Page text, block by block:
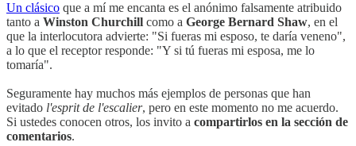
Un clásico que a mí me encanta es el anónimo falsamente atribuido
tanto a Winston Churchill como a George Bernard Shaw, en el
que la interlocutora advierte: "Si fueras mi esposo, te daría veneno",
a lo que el receptor responde: "Y si tú fueras mi esposa, me lo
tomaría".
Seguramente hay muchos más ejemplos de personas que han
evitado l'esprit de l'escalier, pero en este momento no me acuerdo.
Si ustedes conocen otros, los invito a compartirlos en la sección de
comentarios.